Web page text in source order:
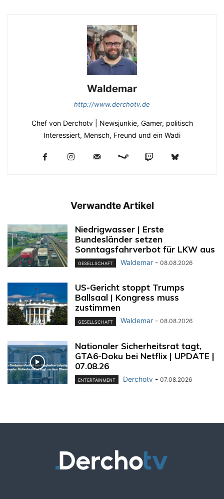
Waldemar
http://www.derchotv.de
Chef von Derchotv | Newsjunkie, Gamer, politisch
Interessiert, Mensch, Freund und ein Wadi
Verwandte Artikel
Niedrigwasser | Erste
Bundesländer setzen
Sonntagsfahrverbot für LKW aus
GESELLSCHAFT Waldemar - 08.08.2026
US-Gericht stoppt Trumps
Ballsaal | Kongress muss
zustimmen
GESELLSCHAFT Waldemar - 08.08.2026
Nationaler Sicherheitsrat tagt,
GTA6-Doku bei Netflix | UPDATE |
07.08.26
ENTERTAINMENT Derchotv - 07.08.2026